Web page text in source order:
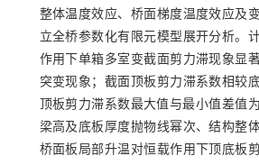
整体温度效应、桥面梯度温度效应及
立全桥参数化有限元模型展开分析。
作用下单箱多室变截面剪力滞现象显
突变现象；截面顶板剪力滞系数相较
顶板剪力滞系数最大值与最小值差值
梁高及底板厚度抛物线幂次、结构整
桥面板局部升温对恒载作用下顶底板